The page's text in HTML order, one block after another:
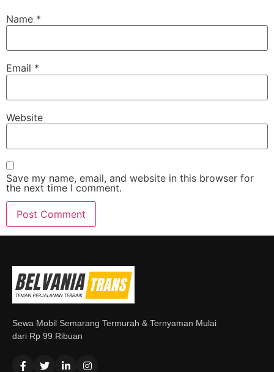
Name *
Email *
Website
Save my name, email, and website in this browser for
the next time I comment.
Sewa Mobil Semarang Termurah & Ternyaman Mulai
dari Rp 99 Ribuan